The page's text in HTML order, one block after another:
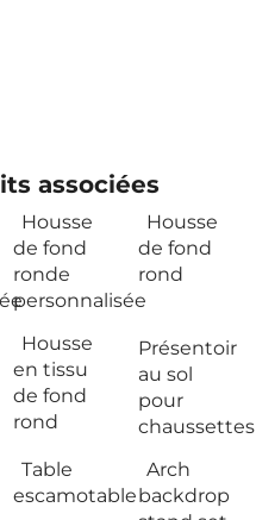
associées
Housse
de fond
ronde
personnalisée
Housse
de fond
rond
Housse
en tissu
de fond
rond
Présentoir
au sol
pour
chaussettes
Table
escamotable
Arch
backdrop